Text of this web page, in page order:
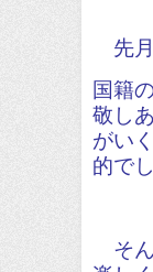
先
国籍
敬し
がい
的でし
そ